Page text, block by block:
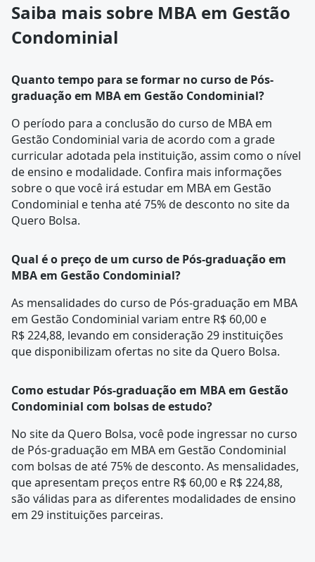
Saiba mais sobre MBA em Gestão
Condominial
Quanto tempo para se formar no curso de Pós-
graduação em MBA em Gestão Condominial?
O período para a conclusão do curso de MBA em
Gestão Condominial varia de acordo com a grade
curricularadotada pela instituição, assim como o nível
de ensino e modalidade. Confira mais informações
sobre o que você irá estudar em MBA em Gestão
Condominial e tenha até 75% de desconto no site da
Quero Bolsa.
Qual é o preço de um curso de Pós-graduação em
MBA em Gestão Condominial?
As mensalidades do curso de Pós-graduação em MBA
em Gestão Condominial variam entre R$ 60,00 e
R$ 224,88, levando em consideração 29 instituições
que disponibilizam ofertas no site da Quero Bolsa.
Como estudar Pós-graduação em MBA em Gestão
Condominial com bolsas de estudo?
No site da Quero Bolsa, você pode ingressar no curso
de Pós-graduação em MBA em Gestão Condominial
com bolsas de até 75% de desconto. As mensalidades,
que apresentam preços entre R$ 60,00 e R$ 224,88,
são válidas para as diferentes modalidades de ensino
em 29 instituições parceiras.